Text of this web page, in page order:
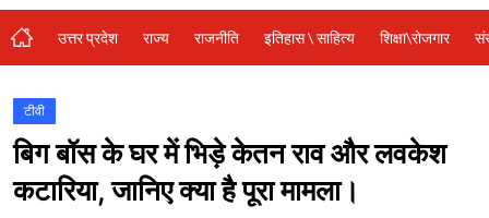
विशेष स्टोरी
अजब गजब
कृषि
नई दिल्ली
टेक्नोलॉजी / बिजनेस
उत्तर प्रदेश राज्य राजनीति इतिहास \ साहित्य शिक्षा\रोजगार
टीवी
बिग बॉस के घर में भिड़े केतन राव और लवकेश
कटारिया, जानिए क्या है पूरा मामला।